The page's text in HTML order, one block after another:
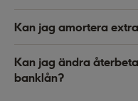
Kan jag amortera
Kan jag ändra
banklån?